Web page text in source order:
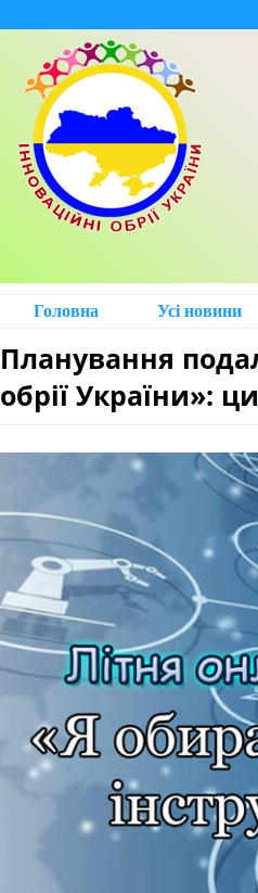
Головна Усі новини
Планування
обрії України»: